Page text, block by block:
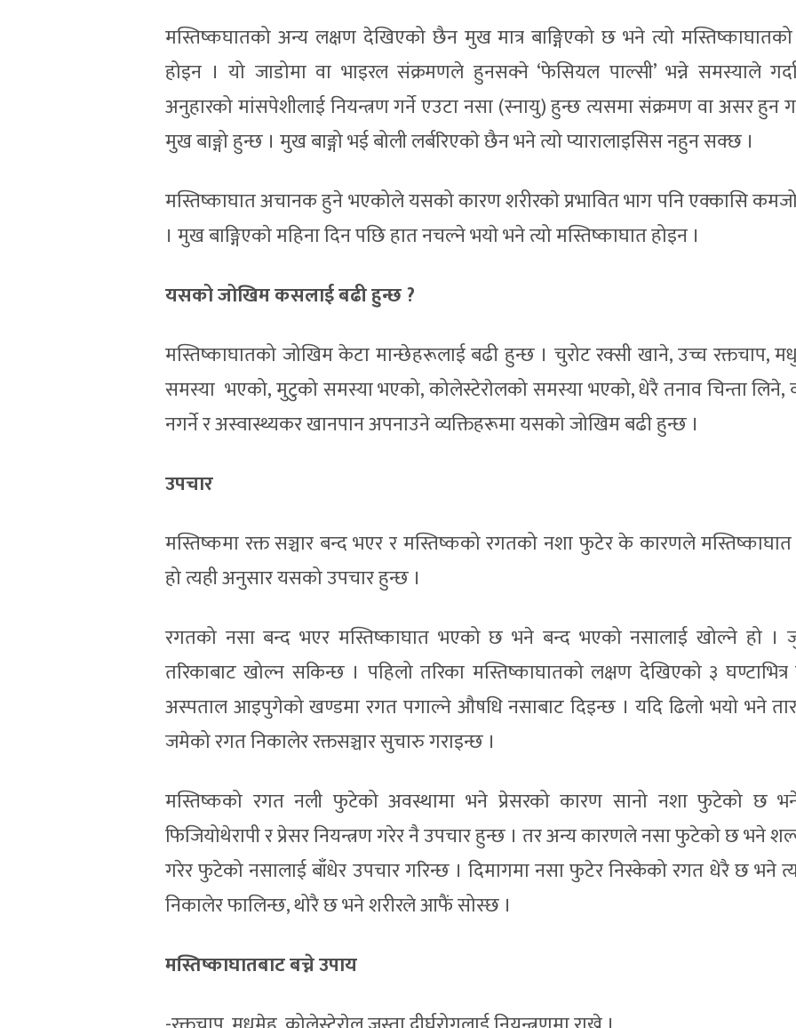
मस्तिष्कघातको अन्य लक्षण देखिएको छैन मुख मात्र बाङ्गिएको छ भने त्यो
होइन । यो जाडोमा वा भाइरल संक्रमणले हुनसक्ने ‘फेसियल पाल्सी’ भन्ने समस्याले
अनुहारको मांसपेशीलाई नियन्त्रण गर्ने एउटा नसा (स्नायु) हुन्छ त्यसमा संक्रमण वा असर हुन
मुख बाङ्गो हुन्छ । मुख बाङ्गो भई बोली लर्बरिएकाे छैन भने त्यो प्यारालाइसिस नहुन सक्छ ।
मस्तिष्काघात अचानक हुने भएकोले यसको कारण शरीरकाे प्रभावित भाग पनि एक्कासि
। मुख बाङ्गिएकाे महिना दिन पछि हात नचल्ने भयाे भने त्यो मस्तिष्काघात होइन ।
यसको जोखिम कसलाई बढी हुन्छ ?
मस्तिष्काघातको जोखिम केटा मान्छेहरूलाई बढी हुन्छ । चुरोट रक्सी खाने, उच्च रक्तचाप,
समस्या भएको, मुटुको समस्या भएको, कोलेस्टेराेलको समस्या भएको, धेरै तनाव चिन्ता लिने,
नगर्ने र अस्वास्थ्यकर खानपान अपनाउने व्यक्तिहरूमा यसको जोखिम बढी हुन्छ ।
उपचार
मस्तिष्कमा रक्त सञ्चार बन्द भएर र मस्तिष्कको रगतको नशा फुटेर के कारणले
हो त्यही अनुसार यसको उपचार हुन्छ ।
रगतको नसा बन्द भएर मस्तिष्काघात भएको छ भने बन्द भएको नसालाई खोल्ने हो ।
तरिकाबाट खोल्न सकिन्छ । पहिलो तरिका मस्तिष्काघातको लक्षण देखिएको ३ घण्टाभित्र
अस्पताल आइपुगेको खण्डमा रगत पगाल्ने औषधि नसाबाट दिइन्छ । यदि ढिलो भयो भने
जमेको रगत निकालेर रक्तसञ्चार सुचारु गराइन्छ ।
मस्तिष्कको रगत नली फुटेको अवस्थामा भने प्रेसरको कारण सानो नशा फुटेको छ
फिजियोथेरापी र प्रेसर नियन्त्रण गरेर नै उपचार हुन्छ । तर अन्य कारणले नसा फुटेको छ भने
गरेर फुटेको नसालाई बाँधेर उपचार गरिन्छ । दिमागमा नसा फुटेर निस्केको रगत धेरै छ भने
निकालेर फालिन्छ, थोरै छ भने शरीरले आफैं सोस्छ ।
मस्तिष्काघातबाट बच्ने उपाय